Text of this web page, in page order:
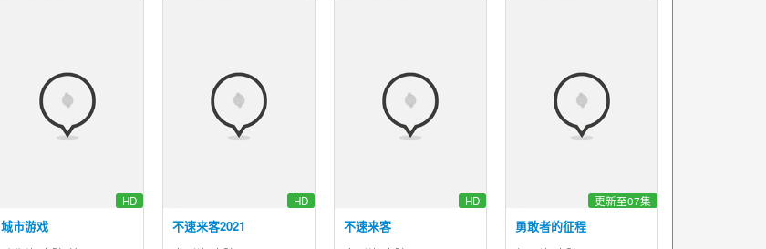
城市游戏
HD
不速来客2021
HD
不速来客
HD
勇敢者的征程
更新至07集